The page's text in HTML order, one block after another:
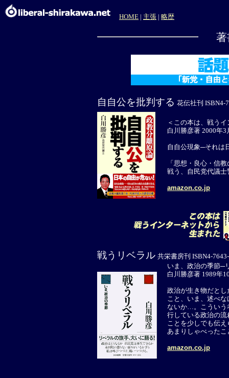
HOME | 主張 | 略歴
自自公を批判する 花伝社刊 ISBN4-
＜この本は、戦う
白川勝彦著 2000年
自自公現象─それは
「思想・良心・信
戦う、自民党代議
amazon.co.jp
戦うリベラル 共栄書房刊 ISBN4-
いま、政治の季節─
白川勝彦著 1989年
政治が生き物だと
こと、いま、述べ
ないか…。こういう
行している政治の
ことを少しでも伝
あまりしゃべった
amazon.co.jp